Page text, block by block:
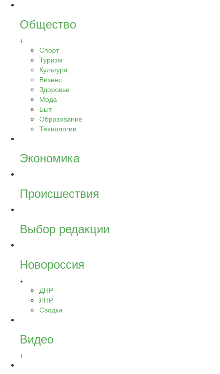
Общество
+
Спорт
Туризм
Культура
Бизнес
Здоровье
Мода
Быт
Образование
Технологии
Экономика
Происшествия
Выбор редакции
Новороссия
+
ДНР
ЛНР
Сводки
Видео
+